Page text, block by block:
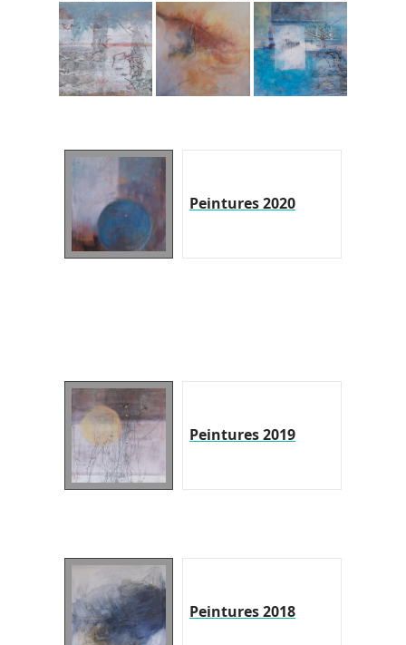
Peintures 2020
Peintures 2019
Peintures 2018